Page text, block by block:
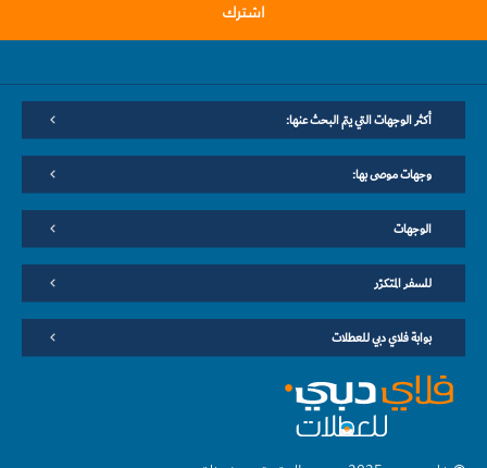
اشترك
أكثر الوجهات التي يتم البحث عنها:
وجهات موصى بها:
الوجهات
للسفر المتكرّر
بوابة فلاي دبي للعطلات